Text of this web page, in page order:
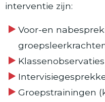
interventie zijn:
Voor-en
Klassenobservaties
Groepstrainingen